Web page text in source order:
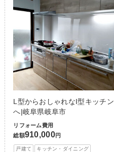
L型からおしゃれなI型キッチン
へ|岐阜県岐阜市
リフォーム費用
総額910,000円
戸建て キッチン・ダイニング